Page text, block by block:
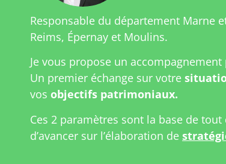
Responsable du département Marne
Reims, Épernay et Moulins.
Je vous propose un
Un premier échange sur votre
vos objectifs patrimoniaux.
Ces 2 paramètres sont la base de
d’avancer sur l’élaboration de